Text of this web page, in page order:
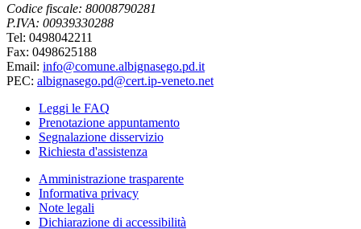
Codice fiscale: 80008790281
P.IVA: 00939330288
Tel: 0498042211
Fax: 0498625188
Email: info@comune.albignasego.pd.it
PEC: albignasego.pd@cert.ip-veneto.net
Leggi le FAQ
Prenotazione appuntamento
Segnalazione disservizio
Richiesta d'assistenza
Amministrazione trasparente
Informativa privacy
Note legali
Dichiarazione di accessibilità